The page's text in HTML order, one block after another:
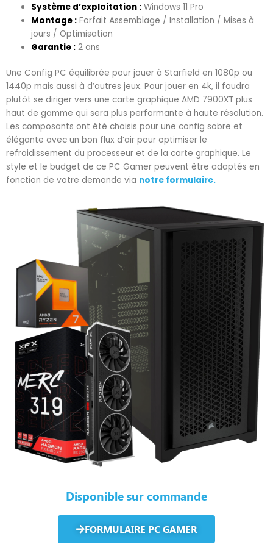
Système d’exploitation : Windows 11 Pro
Montage : Forfait Assemblage / Installation / Mises à
jours / Optimisation
Garantie : 2 ans
Une Config PC équilibrée pour jouer à Starfield en 1080p ou
1440p mais aussi à d’autres jeux. Pour jouer en 4k, il faudra
plutôt se diriger vers une carte graphique AMD 7900XT plus
haut de gamme qui sera plus performante à haute résolution.
Les composants ont été choisis pour une config sobre et
élégante avec un bon flux d’air pour optimiser le
refroidissement du processeur et de la carte graphique. Le
style et le budget de ce PC Gamer peuvent être adaptés en
fonction de votre demande via notre formulaire.
Disponible sur commande
FORMULAIRE PC GAMER